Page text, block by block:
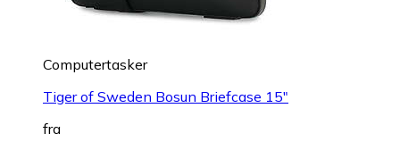
Computertasker
Tiger of Sweden Bosun Briefcase 15"
fra